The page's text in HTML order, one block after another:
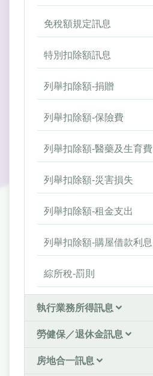
免稅額規定訊息
特別扣除額訊息
列舉扣除額-捐贈
列舉扣除額-保險費
列舉扣除額-醫藥及生育費
列舉扣除額-災害損失
列舉扣除額-租金支出
列舉扣除額-購屋借款利息
綜所稅-罰則
執行業務所得訊息
勞健保／退休金訊息
房地合一訊息